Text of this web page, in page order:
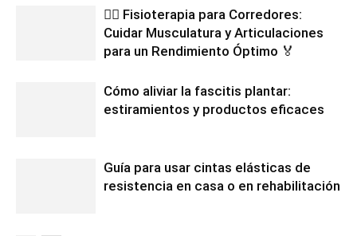
🏃‍♂️ Fisioterapia para Corredores:
Cuidar Musculatura y Articulaciones
para un Rendimiento Óptimo 🏅
Cómo aliviar la fascitis plantar:
estiramientos y productos eficaces
Guía para usar cintas elásticas de
resistencia en casa o en rehabilitación